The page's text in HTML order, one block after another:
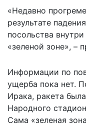
«Недавно
результате
посольства
«зеленой зоне»,
Информации по
ущерба пока нет.
Ирака, ракета
Народного
Сама «зеленая